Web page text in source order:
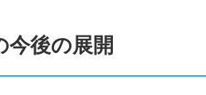
今後の展開